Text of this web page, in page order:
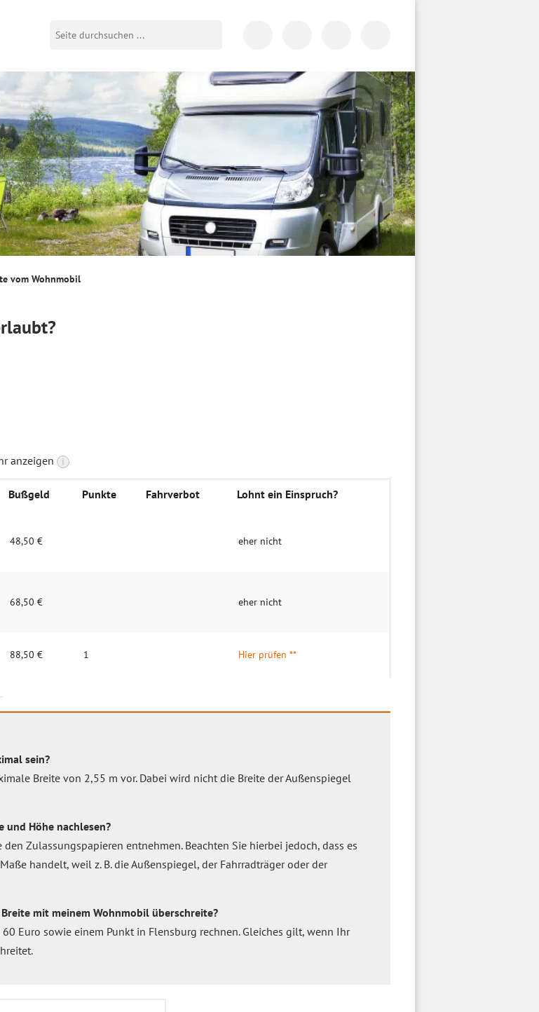
vom Wohnmobil
anzeigen i
Bußgeld Punkte Fahrverbot Lohnt ein Einspruch?
48,50 € eher nicht
68,50 € eher nicht
88,50 € 1 Hier prüfen **
sein?
Breite von 2,55 m vor. Dabei wird nicht die Breite der Außenspiegel
und Höhe nachlesen?
den Zulassungspapieren entnehmen. Beachten Sie hierbei jedoch, dass es
handelt, weil z. B. die Außenspiegel, der Fahrradträger oder der
mit meinem Wohnmobil überschreite?
Euro sowie einem Punkt in Flensburg rechnen. Gleiches gilt, wenn Ihr